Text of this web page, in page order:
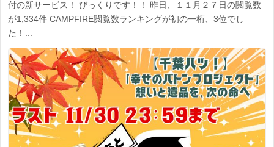
付の新サービス！ びっくりです！！ 昨日、１１月２７日の閲覧数
が1,334件 CAMPFIRE閲覧数ランキングが初の一桁、3位でし
た！...